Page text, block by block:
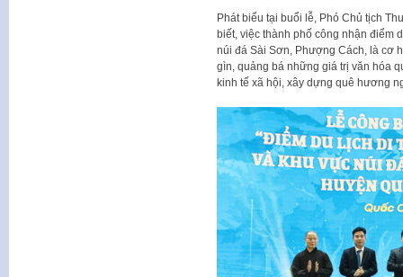
Phát biểu tại buổi lễ, Phó Chủ tịch
biết, việc thành phố công nhận điểm
núi đá Sài Sơn, Phượng Cách, là cơ
gìn, quảng bá những giá trị văn hóa
kinh tế xã hội, xây dựng quê hương